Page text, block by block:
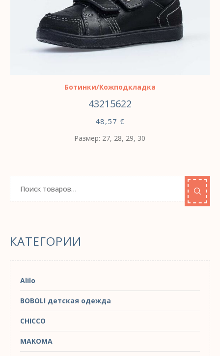
Ботинки/Кожподкладка
43215622
48,57 €
Размер: 27, 28, 29, 30
КАТЕГОРИИ
Alilo
BOBOLI детская одежда
CHICCO
MAKOMA